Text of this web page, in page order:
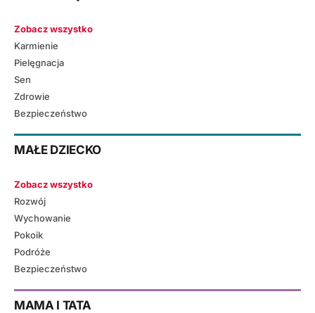
Zobacz wszystko
Karmienie
Pielęgnacja
Sen
Zdrowie
Bezpieczeństwo
MAŁE DZIECKO
Zobacz wszystko
Rozwój
Wychowanie
Pokoik
Podróże
Bezpieczeństwo
MAMA I TATA